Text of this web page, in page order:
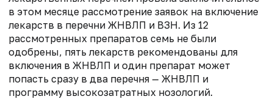
в этом месяце рассмотрение заявок на включение
лекарств в перечни ЖНВЛП и ВЗН. Из 12
рассмотренных препаратов семь не были
одобрены, пять лекарств рекомендованы для
включения в ЖНВЛП и один препарат может
попасть сразу в два перечня — ЖНВЛП и
программу высокозатратных нозологий.